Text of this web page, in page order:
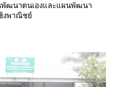
พัฒนาตนเองและแผนพัฒนา
งพาณิชย์